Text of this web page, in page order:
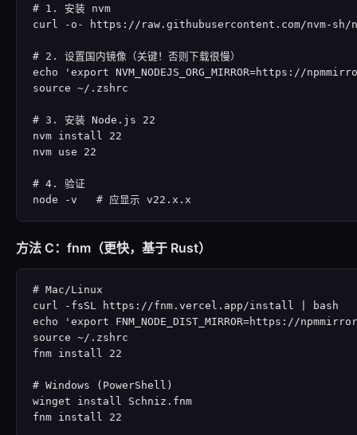
# 1. 安装 nvm
curl -o- https://raw.githubusercontent.com/nvm-
# 2. 设置国内镜像（关键！否则下载很慢）
echo 'export NVM_NODEJS_ORG_MIRROR=https://
source ~/.zshrc
# 3. 安装 Node.js 22
nvm install 22
nvm use 22
# 4. 验证
node -v   # 应显示 v22.x.x
方法 C：fnm（更快，基于 Rust）
# Mac/Linux
curl -fsSL https://fnm.vercel.app/install | bash
echo 'export FNM_NODE_DIST_MIRROR=https://
source ~/.zshrc
fnm install 22
# Windows (PowerShell)
winget install Schniz.fnm
fnm install 22